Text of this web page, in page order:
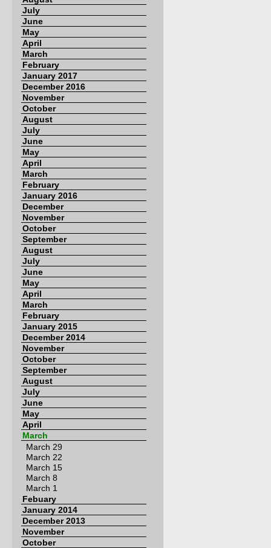
July
June
May
April
March
February
January 2017
December 2016
November
October
August
July
June
May
April
March
February
January 2016
December
November
October
September
August
July
June
May
April
March
February
January 2015
December 2014
November
October
September
August
July
June
May
April
March
March 29
March 22
March 15
March 8
March 1
Febuary
January 2014
December 2013
November
October